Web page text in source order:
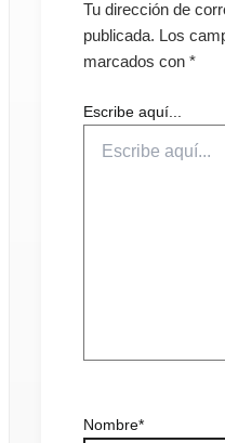
Tu dirección de
publicada. Los
marcados con *
Escribe aquí...
Nombre*